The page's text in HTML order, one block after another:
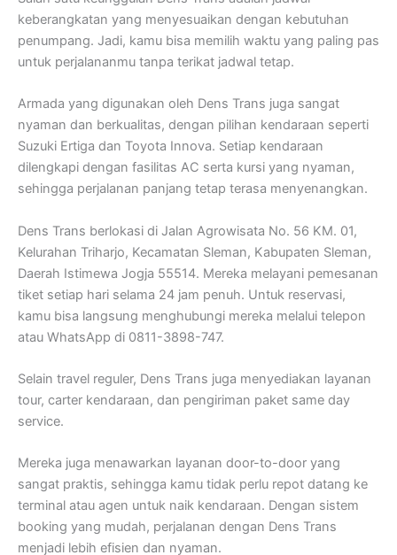
keberangkatan yang menyesuaikan dengan kebutuhan
penumpang. Jadi, kamu bisa memilih waktu yang paling pas
untuk perjalananmu tanpa terikat jadwal tetap.
Armada yang digunakan oleh Dens Trans juga sangat
nyaman dan berkualitas, dengan pilihan kendaraan seperti
Suzuki Ertiga dan Toyota Innova. Setiap kendaraan
dilengkapi dengan fasilitas AC serta kursi yang nyaman,
sehingga perjalanan panjang tetap terasa menyenangkan.
Dens Trans berlokasi di Jalan Agrowisata No. 56 KM. 01,
Kelurahan Triharjo, Kecamatan Sleman, Kabupaten Sleman,
Daerah Istimewa Jogja 55514. Mereka melayani pemesanan
tiket setiap hari selama 24 jam penuh. Untuk reservasi,
kamu bisa langsung menghubungi mereka melalui telepon
atau WhatsApp di 0811-3898-747.
Selain travel reguler, Dens Trans juga menyediakan layanan
tour, carter kendaraan, dan pengiriman paket same day
service.
Mereka juga menawarkan layanan door-to-door yang
sangat praktis, sehingga kamu tidak perlu repot datang ke
terminal atau agen untuk naik kendaraan. Dengan sistem
booking yang mudah, perjalanan dengan Dens Trans
menjadi lebih efisien dan nyaman.